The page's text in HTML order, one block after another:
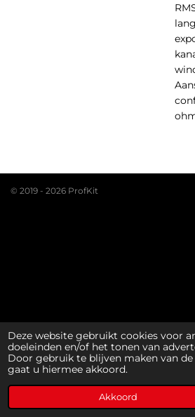
Deze website gebruikt cookies voor
doeleinden en/of het tonen van
Door gebruik te blijven maken van
gaat u hiermee akkoord.
Akkoord
© 2019 - 2026 ProfKit
Telefoonnummer